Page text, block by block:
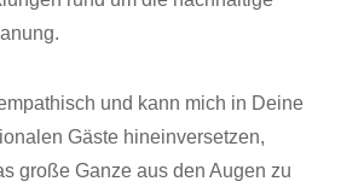
und kann mich in Deine
Gäste hineinversetzen,
große Ganze aus den Augen zu